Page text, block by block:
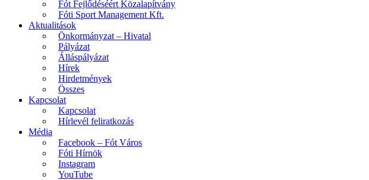
Fót Fejlődéséért Közalapítvány
Fóti Sport Management Kft.
Aktualitások
Önkormányzat – Hivatal
Pályázat
Álláspályázat
Hírek
Hirdetmények
Összes
Kapcsolat
Kapcsolat
Hírlevél feliratkozás
Média
Facebook – Fót Város
Fóti Hírnök
Instagram
YouTube